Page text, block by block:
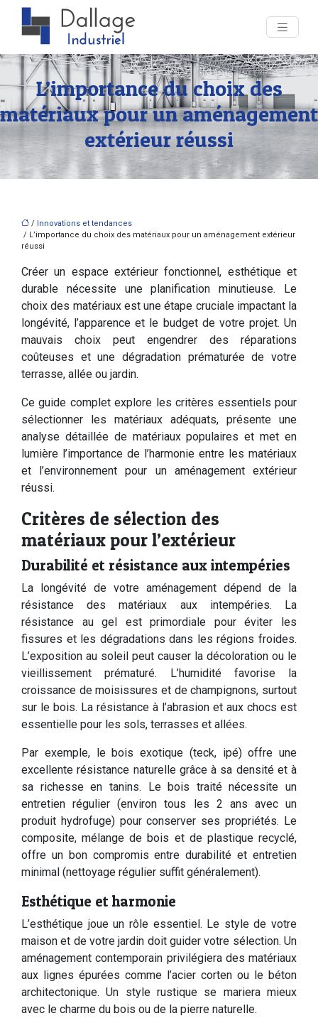
L’importance du choix des
matériaux pour un aménagement
extérieur réussi
/ Innovations et tendances
/ L’importance du choix des matériaux pour un aménagement extérieur
réussi
Créer un espace extérieur fonctionnel, esthétique et
durable nécessite une planification minutieuse. Le
choix des matériaux est une étape cruciale impactant la
longévité, l’apparence et le budget de votre projet. Un
mauvais choix peut engendrer des réparations
coûteuses et une dégradation prématurée de votre
terrasse, allée ou jardin.
Ce guide complet explore les critères essentiels pour
sélectionner les matériaux adéquats, présente une
analyse détaillée de matériaux populaires et met en
lumière l’importance de l’harmonie entre les matériaux
et l’environnement pour un aménagement extérieur
réussi.
Critères de sélection des
matériaux pour l’extérieur
Durabilité et résistance aux intempéries
La longévité de votre aménagement dépend de la
résistance des matériaux aux intempéries. La
résistance au gel est primordiale pour éviter les
fissures et les dégradations dans les régions froides.
L’exposition au soleil peut causer la décoloration ou le
vieillissement prématuré. L’humidité favorise la
croissance de moisissures et de champignons, surtout
sur le bois. La résistance à l’abrasion et aux chocs est
essentielle pour les sols, terrasses et allées.
Par exemple, le bois exotique (teck, ipé) offre une
excellente résistance naturelle grâce à sa densité et à
sa richesse en tanins. Le bois traité nécessite un
entretien régulier (environ tous les 2 ans avec un
produit hydrofuge) pour conserver ses propriétés. Le
composite, mélange de bois et de plastique recyclé,
offre un bon compromis entre durabilité et entretien
minimal (nettoyage régulier suffit généralement).
Esthétique et harmonie
L’esthétique joue un rôle essentiel. Le style de votre
maison et de votre jardin doit guider votre sélection. Un
aménagement contemporain privilégiera des matériaux
aux lignes épurées comme l’acier corten ou le béton
architectonique. Un style rustique se mariera mieux
avec le charme du bois ou de la pierre naturelle.